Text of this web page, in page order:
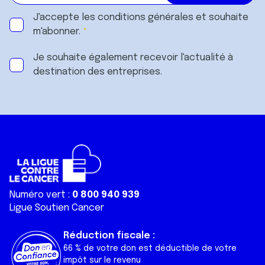
J'accepte les conditions générales et souhaite
m'abonner.
Je souhaite également recevoir l'actualité à
destination des entreprises.
Numéro vert : 0 800 940 939
Ligue Soutien Cancer
Réduction fiscale :
66 % de votre don est déductible de votre
impôt sur le revenu